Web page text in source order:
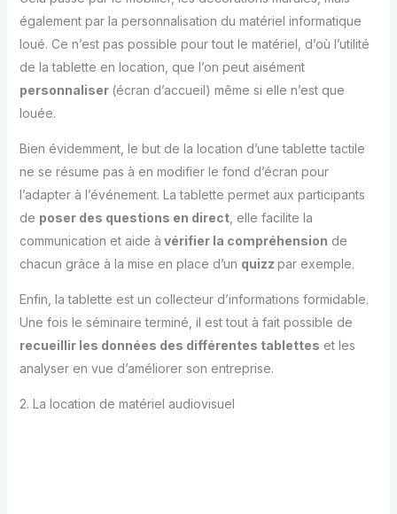
également par la personnalisation du matériel informatique
loué. Ce n’est pas possible pour tout le matériel, d’où l’utilité
de la tablette en location, que l’on peut aisément
personnaliser (écran d’accueil) même si elle n’est que
louée.
Bien évidemment, le but de la location d’une tablette tactile
ne se résume pas à en modifier le fond d’écran pour
l’adapter à l’événement. La tablette permet aux participants
de poser des questions en direct, elle facilite la
communication et aide à vérifier la compréhension de
chacun grâce à la mise en place d’un quizz par exemple.
Enfin, la tablette est un collecteur d’informations formidable.
Une fois le séminaire terminé, il est tout à fait possible de
recueillir les données des différentes tablettes et les
analyser en vue d’améliorer son entreprise.
2. La location de matériel audiovisuel